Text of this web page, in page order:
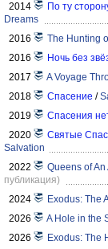
2014
По ту
Dreams
2016
The Hunting
2016
Ночь без
2017
A Voyage
2018
Спасение /
2019
Спасения
2020
Святые
Salvation
2022
Queens of An
публикация)
2024
Exodus: The
2026
A Hole in the
2026
Exodus: The